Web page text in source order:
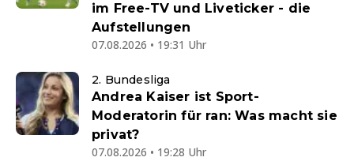
im Free-TV und Liveticker - die
Aufstellungen
07.08.2026 • 19:31 Uhr
2. Bundesliga
Andrea Kaiser ist Sport-
Moderatorin für ran: Was macht sie
privat?
07.08.2026 • 19:28 Uhr